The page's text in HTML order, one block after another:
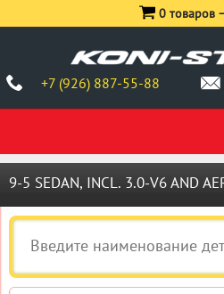
+7 (926) 887-55-88
0 товаров
9-5 SEDAN, INCL. 3.0-V6 AND